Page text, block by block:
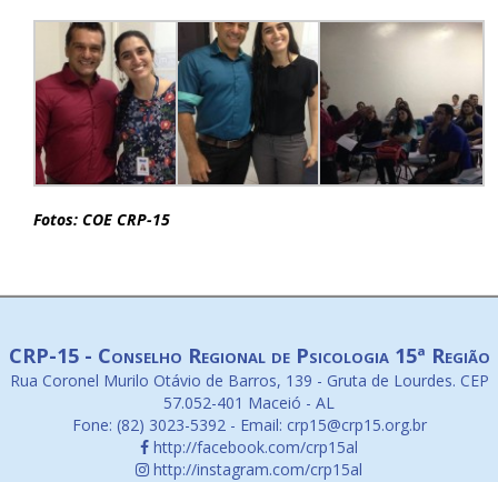
Fotos: COE CRP-15
CRP-15 - Conselho Regional de Psicologia 15ª Região
Rua Coronel Murilo Otávio de Barros, 139 - Gruta de Lourdes. CEP
57.052-401 Maceió - AL
Fone: (82) 3023-5392 - Email: crp15@crp15.org.br
http://facebook.com/crp15al
http://instagram.com/crp15al